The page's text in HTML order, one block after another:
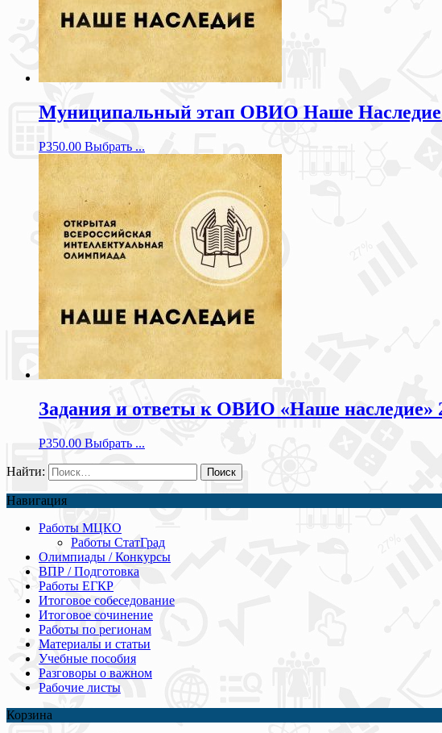
Муниципальный этап ОВИО Наше Наследие
Р350.00 Выбрать ...
Задания и ответы к ОВИО «Наше наследие»
Р350.00 Выбрать ...
Найти:
Навигация
Работы МЦКО
Работы СтатГрад
Олимпиады / Конкурсы
ВПР / Подготовка
Работы ЕГКР
Итоговое собеседование
Итоговое сочинение
Работы по регионам
Материалы и статьи
Учебные пособия
Разговоры о важном
Рабочие листы
Корзина